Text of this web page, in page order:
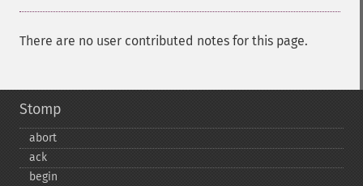
There are no user contributed notes for this page.
Stomp
abort
ack
begin